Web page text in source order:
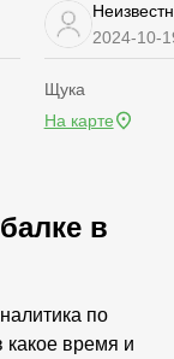
2024-10-
Щука
На карте
в
по
какое время и